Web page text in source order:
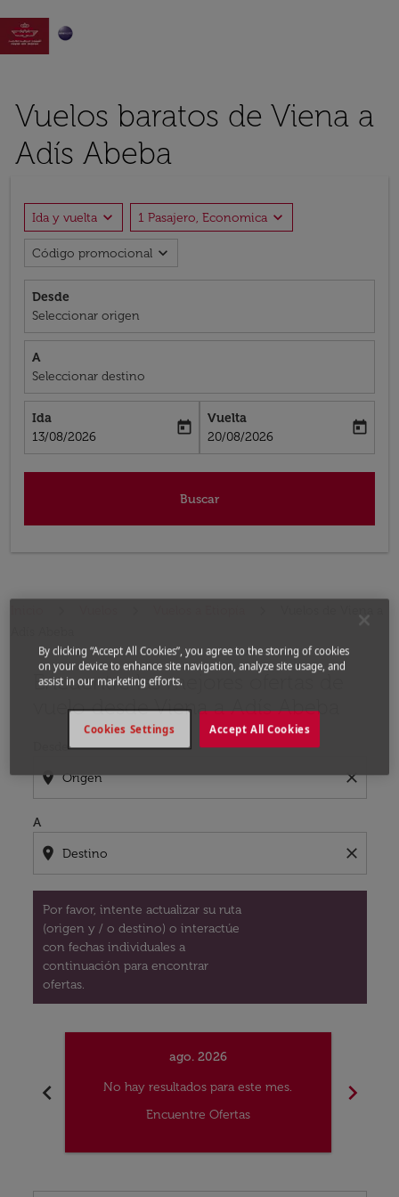

Vuelos baratos de Viena a
Adís Abeba
Ida y vuelta expand_more 1 Pasajero, Economica expand_more
Código promocional expand_more
Desde
Seleccionar origen
A
Seleccionar destino
Ida
fc-booking-departure-date-aria-label
13/08/2026
today
Vuelta
fc-booking-return-date-aria-label
20/08/2026
today
Buscar
Encuentre las mejores ofertas de
vuelo desde Viena a Adís Abeba
Desde
location_on close
A
location_on close
Por favor, intente actualizar su ruta
(origen y / o destino) o interactúe
con fechas individuales a
continuación para encontrar
ofertas.
Por favor, intente actualizar su ruta (origen y / o
chevron_left
ago. 2026
No hay resultados para este mes.
Encuentre Ofertas
chevron_right
By clicking “Accept All Cookies”, you agree to the storing of cookies
on your device to enhance site navigation, analyze site usage, and
assist in our marketing efforts.
Accept All Cookies
Cookies Settings